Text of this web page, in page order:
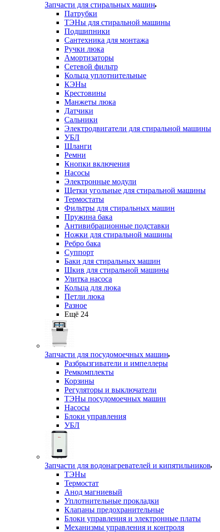
Запчасти для стиральных машин
Патрубки
ТЭНы для стиральной машины
Подшипники
Сантехника для монтажа
Ручки люка
Амортизаторы
Сетевой фильтр
Кольца уплотнительные
КЭНы
Крестовины
Манжеты люка
Датчики
Сальники
Электродвигатели для стиральной машины
УБЛ
Шланги
Ремни
Кнопки включения
Насосы
Электронные модули
Щетки угольные для стиральной машины
Термостаты
Фильтры для стиральных машин
Пружина бака
Антивибрационные подставки
Ножки для стиральной машины
Ребро бака
Суппорт
Баки для стиральных машин
Шкив для стиральной машины
Улитка насоса
Кольца для люка
Петли люка
Разное
Ещё 24
Запчасти для посудомоечных машин
Разбрызгиватели и импеллеры
Ремкомплекты
Корзины
Регуляторы и выключатели
ТЭНы посудомоечных машин
Насосы
Блоки управления
УБЛ
Запчасти для водонагревателей и кипятильников
ТЭНы
Термостат
Анод магниевый
Уплотнительные прокладки
Клапаны предохранительные
Блоки управления и электронные платы
Механизмы управления и контроля